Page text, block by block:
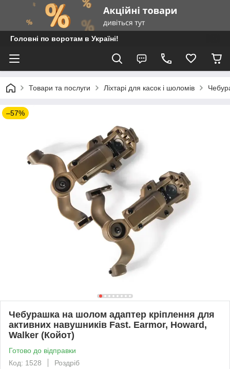
Головні по воротам в Україні!
Товари та послуги Ліхтарі для касок і шоломів
–57%
Чебурашка на шолом адаптер кріплення для
активних навушників Fast. Earmor, Howard,
Walker (Койот)
Готово до відправки
Код: 1528
Роздріб